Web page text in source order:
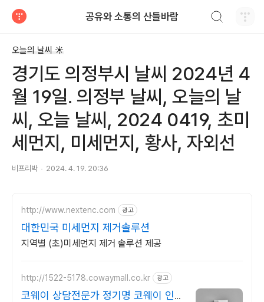
공유와 소통의 산들바람
오늘의 날씨 ☀
경기도 의정부시 날씨 2024년 4
월 19일. 의정부 날씨, 오늘의 날
씨, 오늘 날씨, 2024 0419, 초미
세먼지, 미세먼지, 황사, 자외선
비프리박 2024. 4. 19. 20:36
http://www.nextenc.com 광고
대한민국 미세먼지 제거솔루션
지역별 (초)미세먼지 제거 솔루션 제공
http://1522-5178.cowaymall.co.kr 광고
코웨이 상담전문가 정기명 코웨이 인증